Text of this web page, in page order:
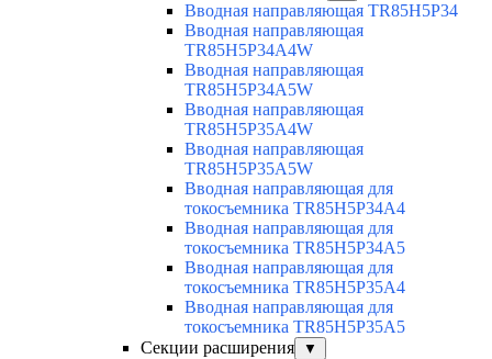
Вводная направляющая TR85H5P34
Вводная направляющая
TR85H5P34A4W
Вводная направляющая
TR85H5P34A5W
Вводная направляющая
TR85H5P35A4W
Вводная направляющая
TR85H5P35A5W
Вводная направляющая для
токосъемника TR85H5P34A4
Вводная направляющая для
токосъемника TR85H5P34A5
Вводная направляющая для
токосъемника TR85H5P35A4
Вводная направляющая для
токосъемника TR85H5P35A5
Секции расширения
▼